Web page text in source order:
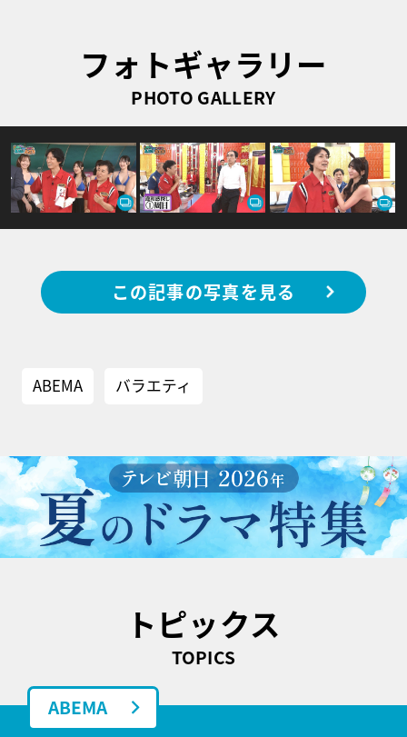
フォトギャラリー
PHOTO GALLERY
この記事の写真を見る
ABEMA バラエティ
トピックス
TOPICS
ABEMA